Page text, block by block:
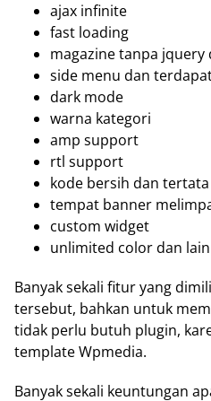
ajax infinite
fast loading
magazine tanpa
side menu dan
dark mode
warna kategori
amp support
rtl support
kode bersih dan tertata
tempat banner
custom widget
unlimited color dan
Banyak sekali fitur yang
tersebut, bahkan untuk
tidak perlu butuh plugin,
template Wpmedia.
Banyak sekali keuntungan